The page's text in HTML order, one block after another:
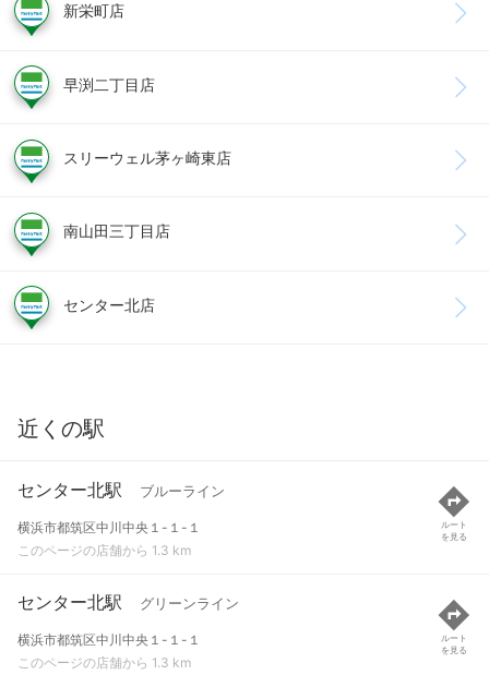
新栄町店
早渕二丁目店
スリーウェル茅ヶ崎東店
南山田三丁目店
センター北店
近くの駅
センター北駅 ブルーライン
横浜市都筑区中川中央１-１-１
このページの店舗から 1.3 km
ルート
を見る
センター北駅 グリーンライン
横浜市都筑区中川中央１-１-１
このページの店舗から 1.3 km
ルート
を見る